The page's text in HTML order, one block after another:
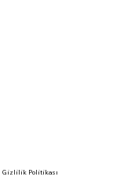
Gizlilik Politikası